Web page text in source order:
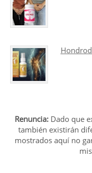
Renuncia: Dado que
también existirán
mostrados aquí no